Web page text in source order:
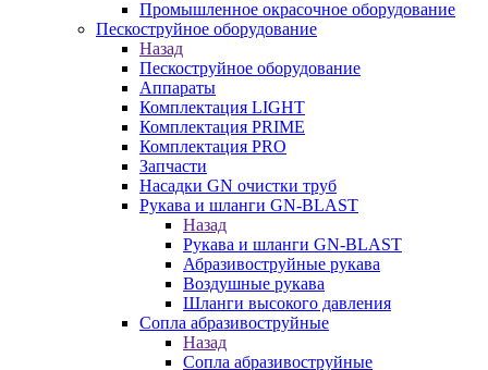
Промышленное окрасочное оборудование
Пескоструйное оборудование
Назад
Пескоструйное оборудование
Аппараты
Комплектация LIGHT
Комплектация PRIME
Комплектация PRO
Запчасти
Насадки GN очистки труб
Рукава и шланги GN-BLAST
Назад
Рукава и шланги GN-BLAST
Абразивоструйные рукава
Воздушные рукава
Шланги высокого давления
Сопла абразивоструйные
Назад
Сопла абразивоструйные